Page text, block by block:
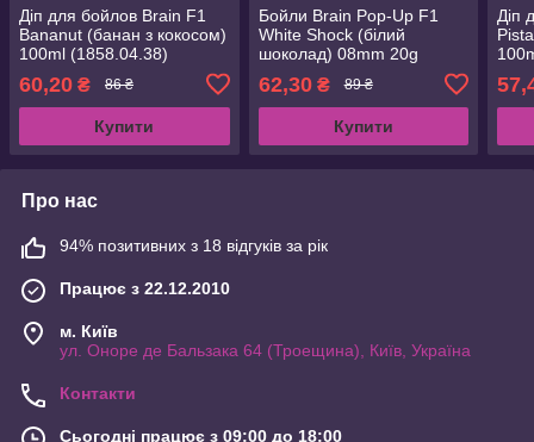
Діп для бойлов Brain F1
Bananut (банан з кокосом)
100ml (1858.04.38)
60,20 ₴ 86 ₴
Купити
Бойли Brain Pop-Up F1
White Shock (білий
шоколад) 08mm 20g
62,30₴ 89 ₴
Купити
Діп
Про нас
94% позитивних з 18 відгуків за рік
Працює з 22.12.2010
м. Київ
ул. Оноре де Бальзака 64 (Троещина), Київ, Україна
Контакти
Сьогодні працює з 09:00 до 18:00